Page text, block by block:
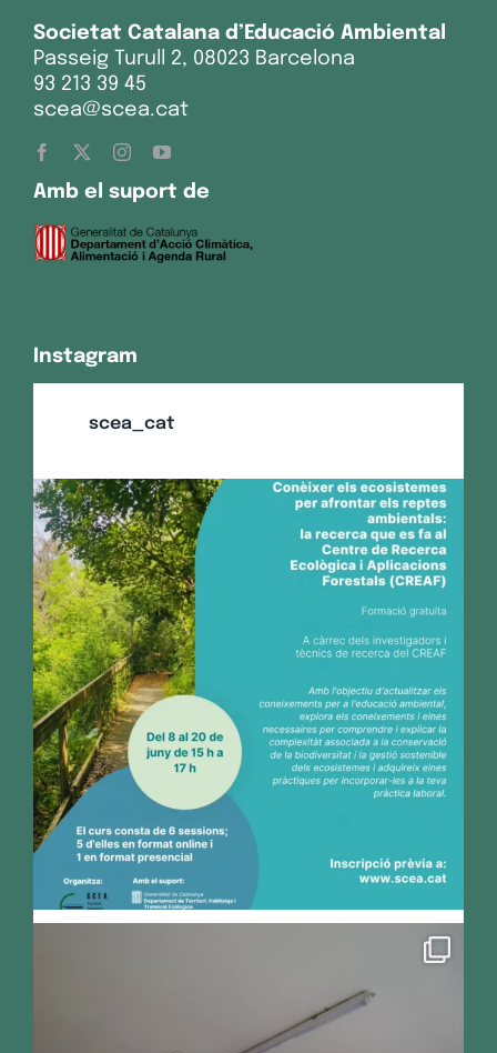
Societat Catalana d’Educació Ambiental
Passeig Turull 2, 08023 Barcelona
93 213 39 45
scea@scea.cat
Amb el suport de
Instagram
scea_cat